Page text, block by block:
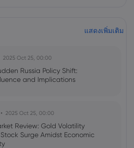
announcement
CFD Trading Shares
แสดงเพิ่มเติม
2025 Oct 25, 00:00
Russia Policy Shift:
and Implications
2025 Oct 25, 00:00
Review: Gold Volatility
Surge Amidst Economic